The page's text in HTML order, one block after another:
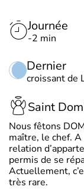
Journée
-2 min
Dernier
croissant de
Saint
Nous fêtons
maître, le chef.
relation
permis de se
Actuellement,
très rare.